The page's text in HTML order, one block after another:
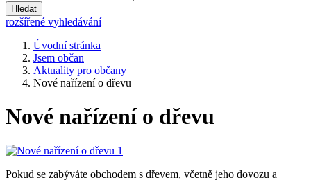
Hledat
rozšířené vyhledávání
Úvodní stránka
Jsem občan
Aktuality pro občany
Nové nařízení o dřevu
Nové nařízení o dřevu
Pokud se zabýváte obchodem s dřevem, včetně jeho dovozu a